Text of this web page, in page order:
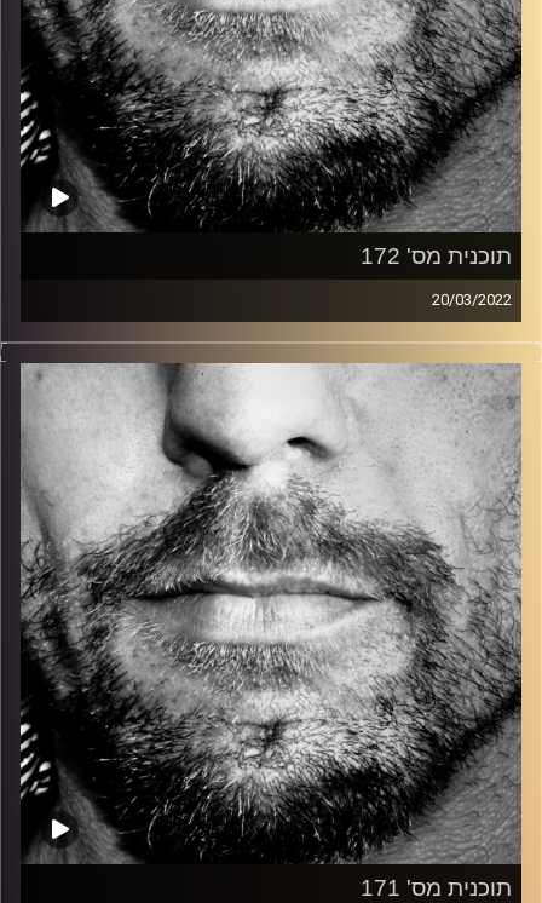
תוכנית מס' 172
20/03/2022
זיפים, מוזיקה מחוספסת של הופעות חיות. הרבה ג'אם, רוק,
בלוז, bluegrass, ג'אז, Fאנק, פרוגרסיב ואפילו אלקטרוניקה.
כל מה שחי, אמיתי ונושם.
עם שמוליק רגב.
קרדיט תמונות: David Goehring
תוכנית מס' 171